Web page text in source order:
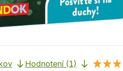
Hodnotení (1)